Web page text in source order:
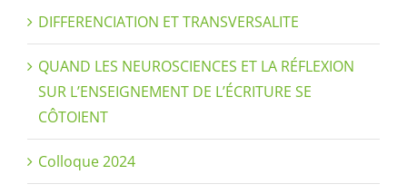
DIFFERENCIATION ET TRANSVERSALITE
QUAND LES NEUROSCIENCES ET LA RÉFLEXION
SUR L’ENSEIGNEMENT DE L’ÉCRITURE SE
CÔTOIENT
Colloque 2024